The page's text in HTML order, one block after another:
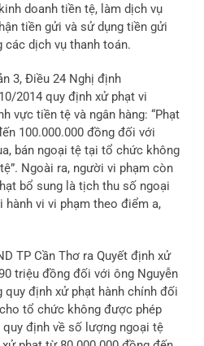
doanh tiền tệ, làm dịch vụ
tiền gửi và sử dụng tiền gửi
các dịch vụ thanh toán.
3, Điều 24 Nghị định
2014 quy định xử phạt vi
vực tiền tệ và ngân hàng: “Phạt
100.000.000 đồng đối với
bán ngoại tệ tại tổ chức không
Ngoài ra, người vi phạm còn
bổ sung là tịch thu số ngoại
vi vi phạm theo điểm a,
TP Cần Thơ ra Quyết định xử
triệu đồng đối với ông Nguyễn
quy định xử phạt hành chính đối
tổ chức không được phép
định về số lượng ngoại tệ